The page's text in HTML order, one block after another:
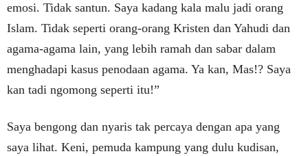
emosi. Tidak santun. Saya kadang kala malu jadi orang
Islam. Tidak seperti orang-orang Kristen dan Yahudi dan
agama-agama lain, yang lebih ramah dan sabar dalam
menghadapi kasus penodaan agama. Ya kan, Mas!? Saya
kan tadi ngomong seperti itu!”
Saya bengong dan nyaris tak percaya dengan apa yang
saya lihat. Keni, pemuda kampung yang dulu kudisan,